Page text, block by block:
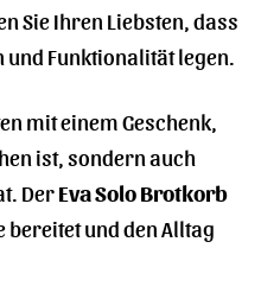
Sie Ihren Liebsten, dass
und Funktionalität legen.
mit einem Geschenk,
ist, sondern auch
DerEva Solo Brotkorb
bereitet und den Alltag